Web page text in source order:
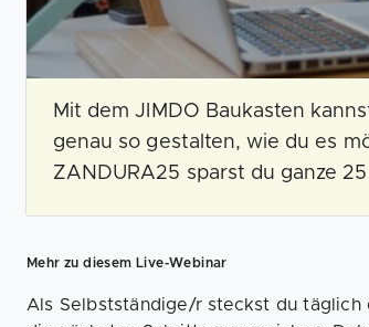
Mit dem JIMDO Baukasten
genau so gestalten, wie du es
ZANDURA25 sparst du ganze
Mehr zu diesem Live-Webinar
Als Selbstständige/r steckst du täglich